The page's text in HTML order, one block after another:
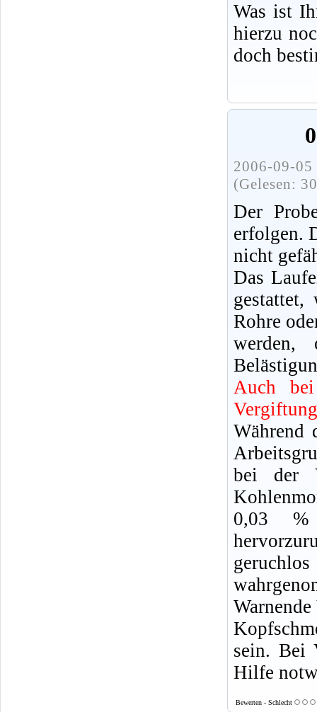
Was ist
hierzu
doch
2006-09-
(Gelesen:
Der
erfolgen.
nicht
Das
gestattet,
Rohre
werden,
Auch
Während
bei der
0,03
sein. Bei
Hilfe
Bewerten - Schlecht